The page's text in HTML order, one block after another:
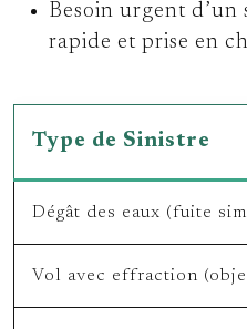
Besoin urgent d’un
rapide et prise en
Type de Sinistre
Dégât des eaux (fuite
Vol avec effraction